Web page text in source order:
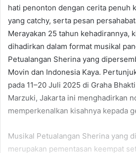
hati penonton dengan cerita penuh
yang catchy, serta pesan
Merayakan 25 tahun kehadirannya,
dihadirkan dalam format musikal
Petualangan Sherina yang
Movin dan Indonesia Kaya.
pada 11–20 Juli 2025 di Graha
Marzuki, Jakarta ini menghadirkan
memperkenalkan kisahnya kepada
Musikal Petualangan Sherina yang
merupakan pementasan keempat